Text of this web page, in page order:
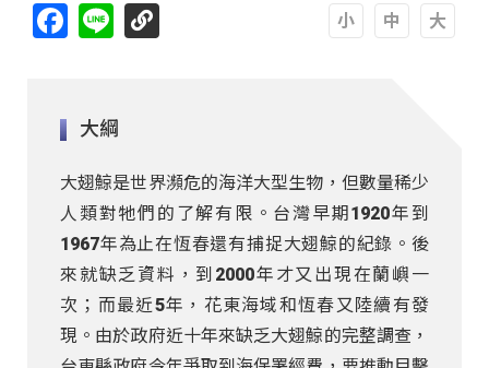
Facebook
Line
大綱
大翅鯨是世界瀕危的海洋大型生物，但數量稀少
人類對牠們的了解有限。台灣早期1920年到
1967年為止在恆春還有捕捉大翅鯨的紀錄。後
來就缺乏資料，到2000年才又出現在蘭嶼一
次；而最近5年，花東海域和恆春又陸續有發
現。由於政府近十年來缺乏大翅鯨的完整調查，